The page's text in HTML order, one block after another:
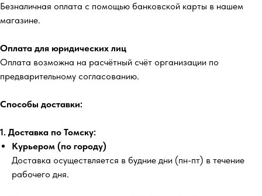
Безналичная оплата с помощью банковской карты в нашем
магазине.
Оплата для юридических лиц
Оплата возможна на расчётный счёт организации по
предварительному согласованию.
Способы доставки:
1. Доставка по Томску:
Курьером (по городу)
Доставка осуществляется в будние дни (пн-пт) в течение
рабочего дня.